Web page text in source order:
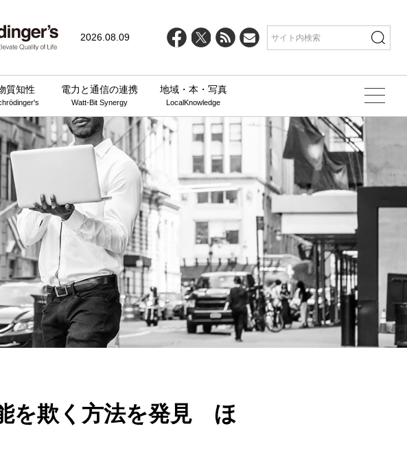
2026.08.09
質知性 電力と通信の連携
Watt-Bit Synergy
地域・本・写真
LocalKnowledge
を欺く方法を発見 ほ